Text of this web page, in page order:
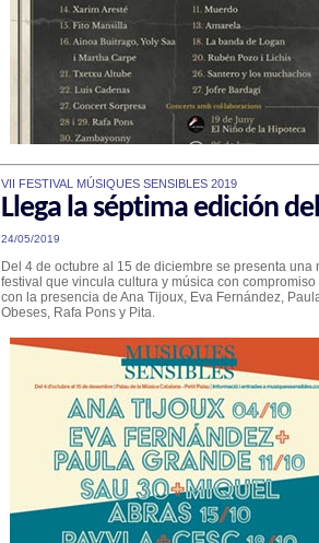
VII FESTIVAL MÚSIQUES SENSIBLES 2019
Llega la séptima edición
24/05/2019
Del 4 de octubre al 15 de diciembre se presenta
festival que vincula cultura y música con
con la presencia de Ana Tijoux, Eva Fernández,
Obeses, Rafa Pons y Pita.